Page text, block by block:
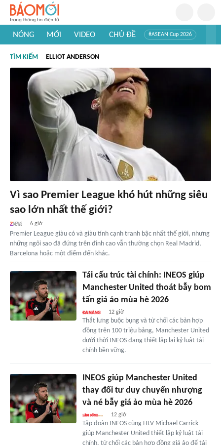
NÓNG MỚI VIDEO CHỦ ĐỀ #ASEAN Cup 2026
#Khám phá thế giới
TÌM KIẾM ELLIOT ANDERSON
Vì sao Premier League khó hút những siêu
sao lớn nhất thế giới?
6 giờ
Premier League giàu có và giàu tính cạnh tranh bậc nhất thế giới, nhưng
những ngôi sao đã đứng trên đỉnh cao vẫn thường chọn Real Madrid,
Barcelona hoặc một điểm đến khác.
Tái cấu trúc tài chính: INEOS giúp
Manchester United thoát bẫy bom
tấn giá ảo mùa hè 2026
12 giờ
Thắt lưng buộc bụng và từ chối các bản hợp
đồng trên 100 triệu bảng, Manchester United
dưới thời INEOS đang thiết lập lại kỷ luật tài
chính bền vững.
INEOS giúp Manchester United
thay đổi tư duy chuyển nhượng
và né bẫy giá ảo mùa hè 2026
12 giờ
Tập đoàn INEOS cùng HLV Michael Carrick
giúp Manchester United thiết lập kỷ luật tài
chính, từ chối các bản hợp đồng giá ảo để tái